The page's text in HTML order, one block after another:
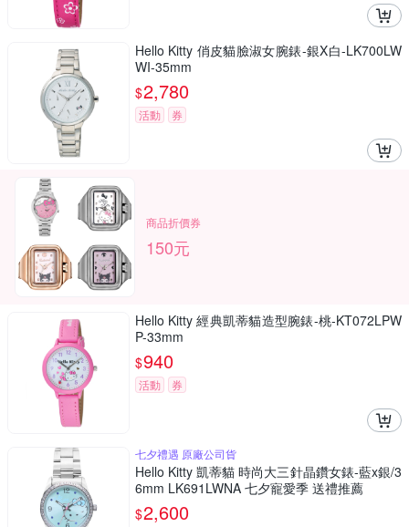
Hello Kitty 俏皮貓臉淑女腕錶-銀X白-LK700LW
WI-35mm
$2,780
活動 券
商品折價券
150元
Hello Kitty 經典凱蒂貓造型腕錶-桃-KT072LPW
P-33mm
$940
活動 券
七夕禮遇 原廠公司貨
Hello Kitty 凱蒂貓 時尚大三針晶鑽女錶-藍x銀/3
6mm LK691LWNA 七夕寵愛季 送禮推薦
$2,600